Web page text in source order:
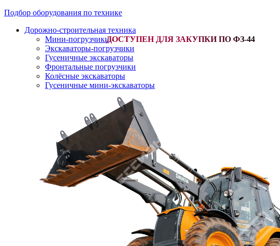
Подбор оборудования по технике
Дорожно-строительная техника
Мини-погрузчики-
Экскаваторы-погрузчики
Гусеничные экскаваторы
Фронтальные погрузчики
Колёсные экскаваторы
Гусеничные мини-экскаваторы